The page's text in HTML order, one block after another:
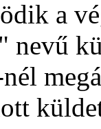
a
nevű